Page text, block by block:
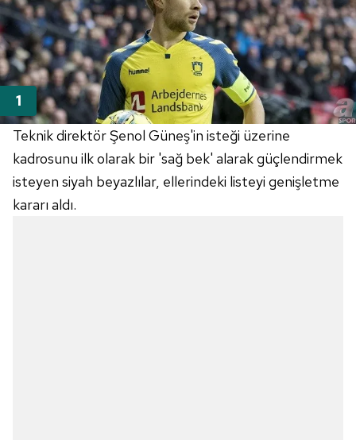
Teknik direktör Şenol Güneş'in isteği üzerine
kadrosunu ilk olarak bir 'sağ bek' alarak güçlendirmek
isteyen siyah beyazlılar, ellerindeki listeyi genişletme
kararı aldı.